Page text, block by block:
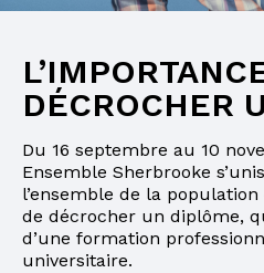
DÉCROCHER
Du 16 septembre au 10
Ensemble Sherbrooke
l’ensemble de la
de décrocher un diplôme,
d’une formation
universitaire.